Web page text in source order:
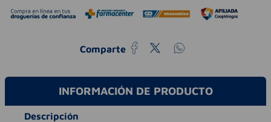
Comparte
INFORMACIÓN DE PRODUCTO
Descripción